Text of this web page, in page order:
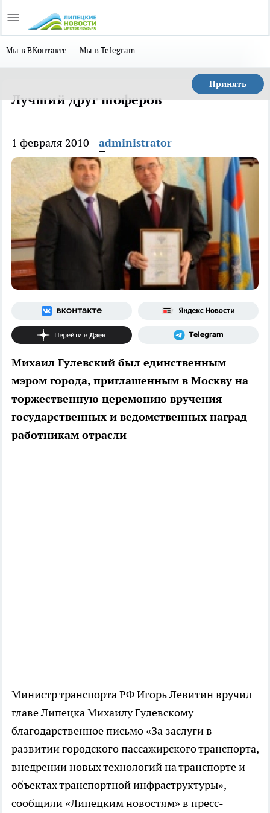
Мы в ВКонтакте Мы в Telegram
Принять
Лучший друг шоферов
1 февраля 2010 administrator
Михаил Гулевский был единственным
мэром города, приглашенным в Москву на
торжественную церемонию вручения
государственных и ведомственных наград
работникам отрасли
Министр транспорта РФ Игорь Левитин вручил
главе Липецка Михаилу Гулевскому
благодарственное письмо «За заслуги в
развитии городского пассажирского транспорта,
внедрении новых технологий на транспорте и
объектах транспортной инфраструктуры»,
сообщили «Липецким новостям» в пресс-